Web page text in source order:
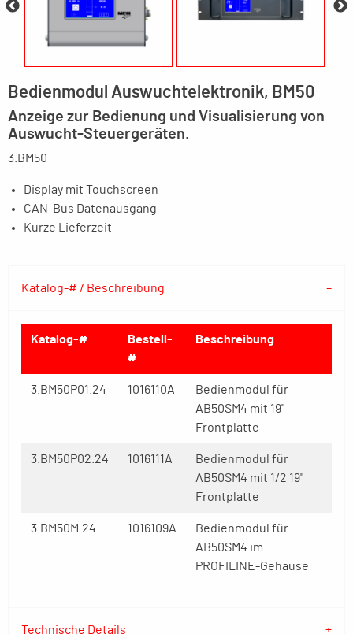
Bedienmodul Auswuchtelektronik, BM50
Anzeige zur Bedienung und Visualisierung von
Auswucht-Steuergeräten.
3.BM50
Display mit Touchscreen
CAN-Bus Datenausgang
Kurze Lieferzeit
Katalog-# / Beschreibung
Katalog-#
Bestell-
#
Beschreibung
3.BM50P01.24 1016110A
Bedienmodul für
AB50SM4 mit 19"
Frontplatte
3.BM50P02.24 1016111A
Bedienmodul für
AB50SM4 mit 1/2 19"
Frontplatte
3.BM50M.24 1016109A
Bedienmodul für
AB50SM4 im
PROFILINE-Gehäuse
Technische Details